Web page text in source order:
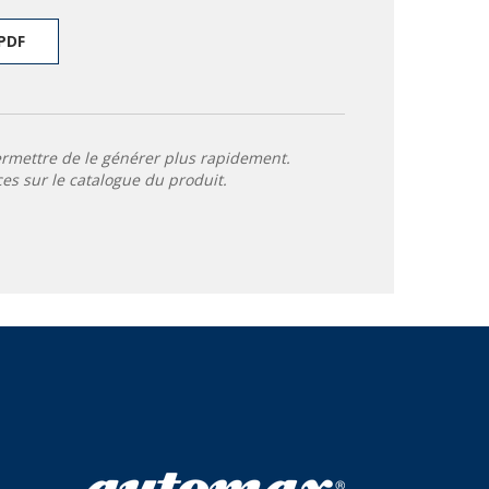
de le générer plus rapidement.
sur le catalogue du produit.